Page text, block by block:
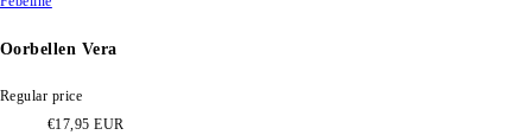
Oorbellen Vera
Regular price
€17,95 EUR